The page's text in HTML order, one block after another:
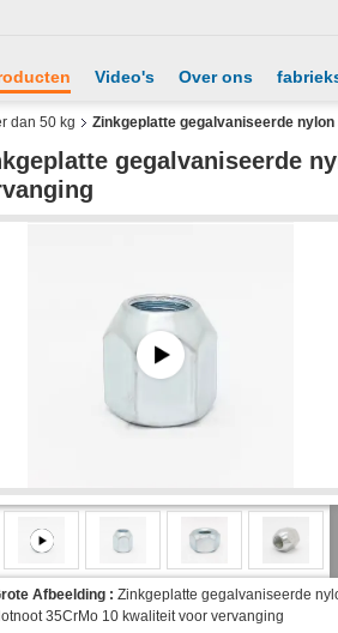
Video's Over ons
dan 50 kg Zinkgeplatte gegalvaniseerde
gegalvaniseerde
Afbeelding : Zinkgeplatte gegalvaniseerde
35CrMo 10 kwaliteit voor vervanging